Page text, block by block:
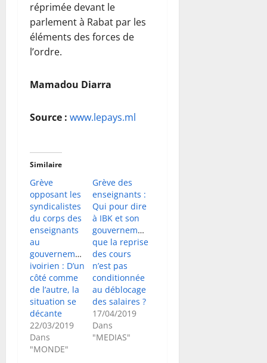
réprimée devant le
parlement à Rabat par les
éléments des forces de
l’ordre.
Mamadou Diarra
Source : www.lepays.ml
Similaire
Grève
opposant les
syndicalistes
du corps des
enseignants
au
gouvernement
ivoirien : D’un
côté comme
de l’autre, la
situation se
décante
22/03/2019
Dans
"MONDE"
Grève des
enseignants :
Qui pour dire
à IBK et son
gouvernement
que la reprise
des cours
n’est pas
conditionnée
au déblocage
des salaires ?
17/04/2019
Dans
"MEDIAS"